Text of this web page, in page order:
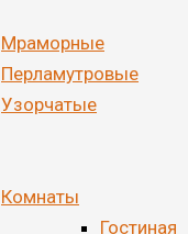
Мраморные
Перламутровые
Узорчатые
Комнаты
Гостиная